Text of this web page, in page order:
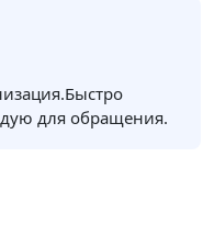
для обращения.